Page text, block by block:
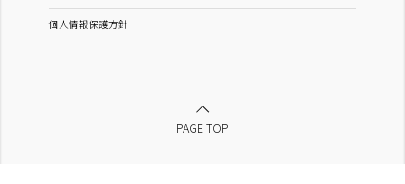
個人情報保護方針
PAGE TOP